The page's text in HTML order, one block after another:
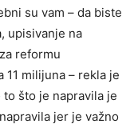
su vam – da biste
upisivanje na
reformu
milijuna – rekla je
što je napravila je
jer je važno